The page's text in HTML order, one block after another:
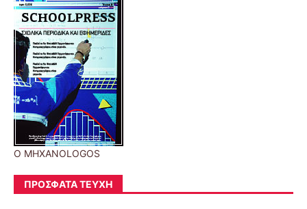
O MHXANOLOGOS
ΠΡΌΣΦΑΤΑ ΤΕΎΧΗ